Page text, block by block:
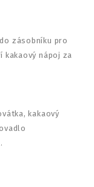
zásobníku pro
kakaový nápoj za
kakaový